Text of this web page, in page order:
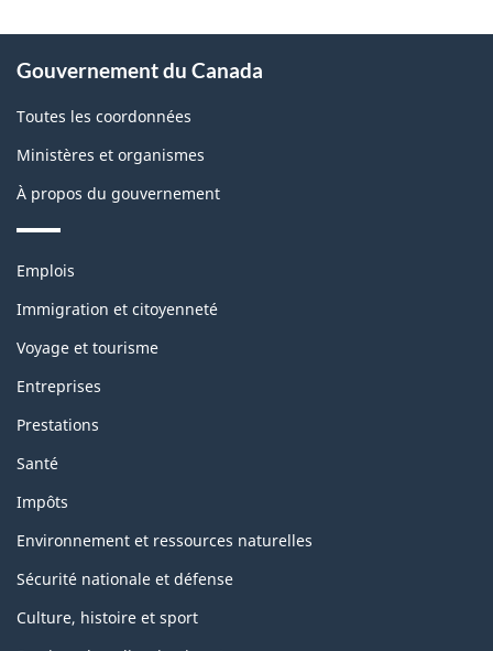
propos
de
ce
Gouvernement du Canada
Toutes les coordonnées
Ministères et organismes
À propos du gouvernement
Thèmes
sujets
Emplois
Immigration et citoyenneté
Voyage et tourisme
Entreprises
Prestations
Santé
Impôts
Environnement et ressources naturelles
Sécurité nationale et défense
Culture, histoire et sport